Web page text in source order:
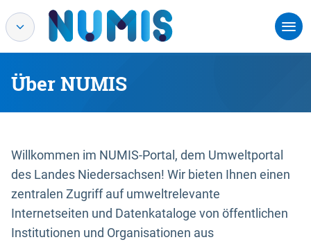
Über NUMIS
Willkommen im NUMIS-Portal, dem Umweltportal
des Landes Niedersachsen! Wir bieten Ihnen einen
zentralen Zugriff auf umweltrelevante
Internetseiten und Datenkataloge von öffentlichen
Institutionen und Organisationen aus